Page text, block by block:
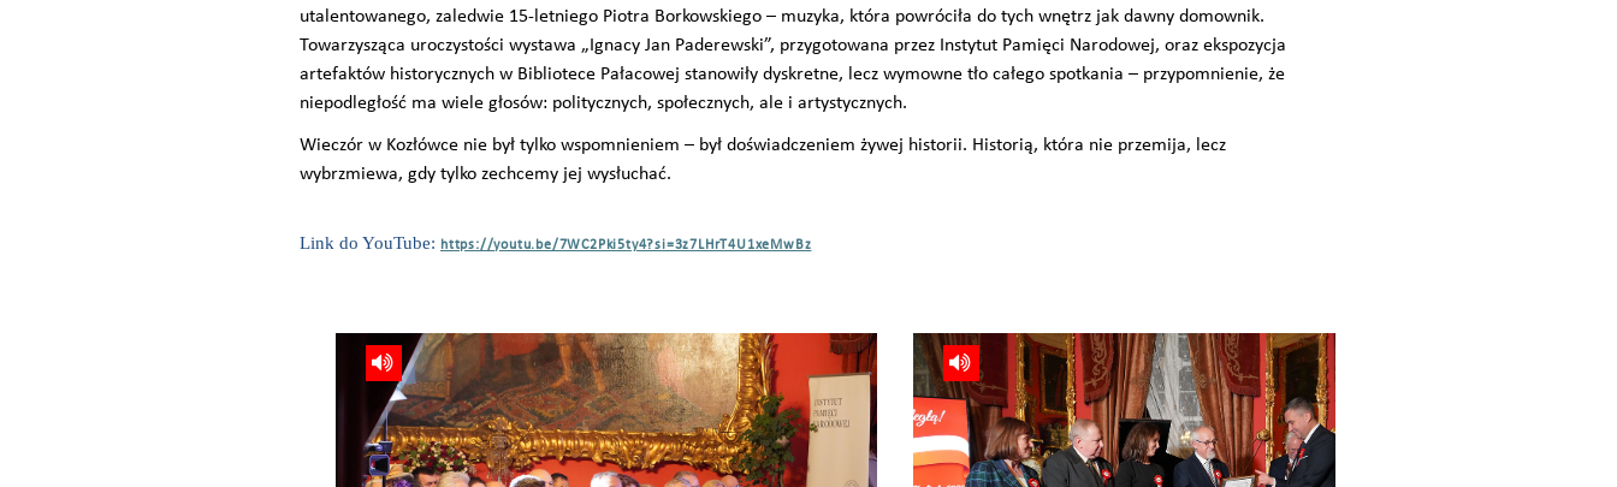
utalentowanego, zaledwie 15-letniego Piotra Borkowskiego – muzyka, która powróciła do tych wnętrz jak dawny domownik.
Towarzysząca uroczystości wystawa „Ignacy Jan Paderewski”, przygotowana przez Instytut Pamięci Narodowej, oraz ekspozycja
artefaktów historycznych w Bibliotece Pałacowej stanowiły dyskretne, lecz wymowne tło całego spotkania – przypomnienie, że
niepodległość ma wiele głosów: politycznych, społecznych, ale i artystycznych.
Wieczór w Kozłówce nie był tylko wspomnieniem – był doświadczeniem żywej historii. Historią, która nie przemija, lecz
wybrzmiewa, gdy tylko zechcemy jej wysłuchać.
Link do YouTube: https://youtu.be/7WC2Pki5ty4?si=3z7LHrT4U1xeMwBz